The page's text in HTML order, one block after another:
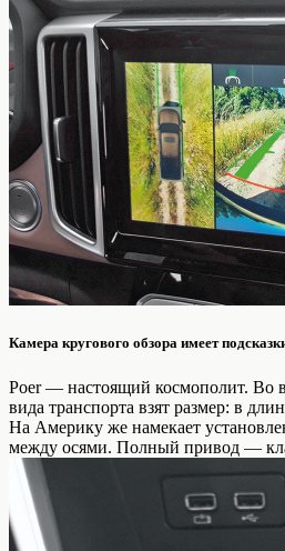
Камера кругового обзора имеет
Poer — настоящий космополит. Во
вида транспорта взят размер: в
На Америку же намекает
между осями. Полный привод —